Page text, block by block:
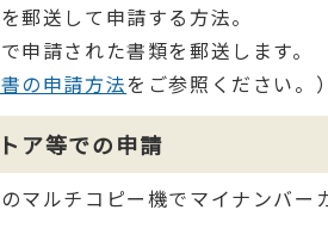
郵送して申請する方法。
申請された書類を郵送します。
の申請方法をご参照ください。）
ア等での申請
マルチコピー機でマイナンバ